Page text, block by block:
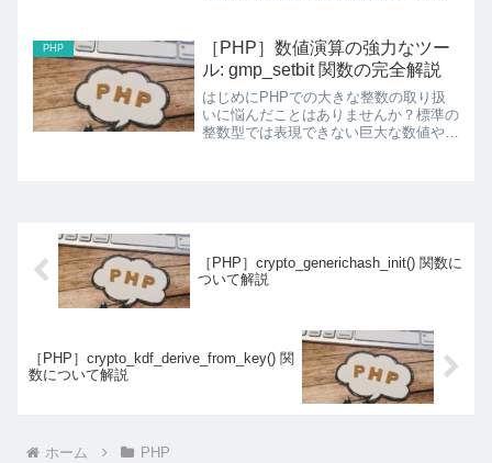
ユニークな関数です!runkit7_method...
PHP
［PHP］数値演算の強力なツー
ル: gmp_setbit 関数の完全解説
はじめにPHPでの大きな整数の取り扱
いに悩んだことはありませんか？標準の
整数型では表現できない巨大な数値や、
［PHP］crypto_generichash_init() 関数に
ついて解説
［PHP］crypto_kdf_derive_from_key() 関
数について解説
ホーム PHP